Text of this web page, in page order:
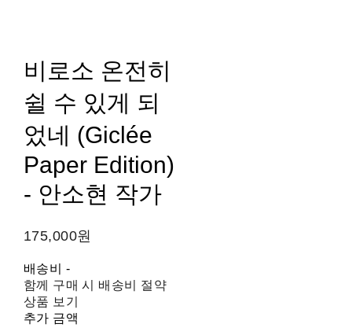
비로소 온전히
쉴 수 있게 되
었네 (Giclée
Paper Edition)
- 안소현 작가
175,000원
배송비 -
함께 구매 시 배송비 절약
상품 보기
추가 금액